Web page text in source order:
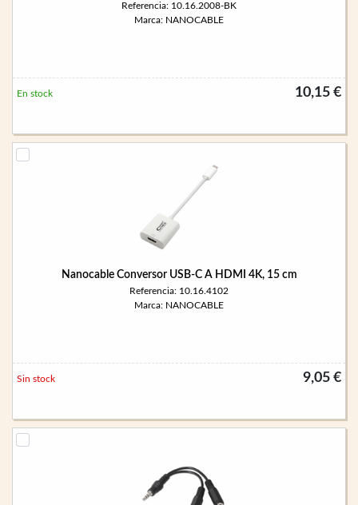
Referencia: 10.16.2008-BK
Marca: NANOCABLE
10,15 €
En stock
Nanocable Conversor USB-C A HDMI 4K, 15 cm
Referencia: 10.16.4102
Marca: NANOCABLE
9,05 €
Sin stock